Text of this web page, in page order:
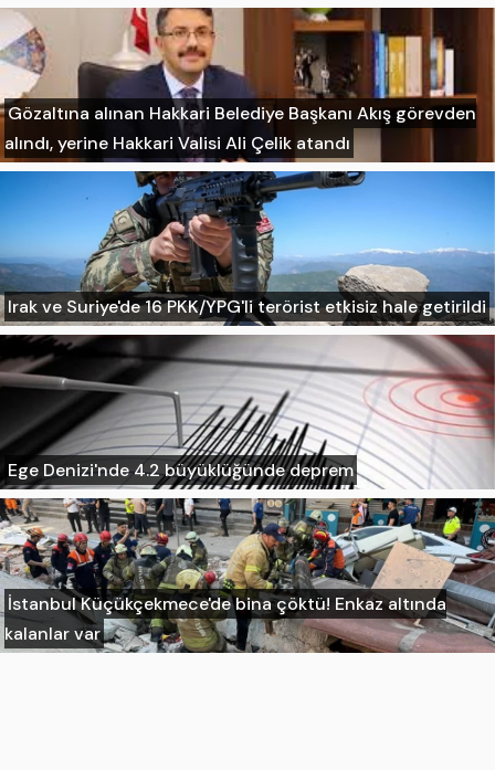
Gözaltına alınan Hakkari Belediye Başkanı Akış görevden
alındı, yerine Hakkari Valisi Ali Çelik atandı
Irak ve Suriye'de 16 PKK/YPG'li terörist etkisiz hale getirildi
Ege Denizi'nde 4.2 büyüklüğünde deprem
İstanbul Küçükçekmece'de bina çöktü! Enkaz altında
kalanlar var